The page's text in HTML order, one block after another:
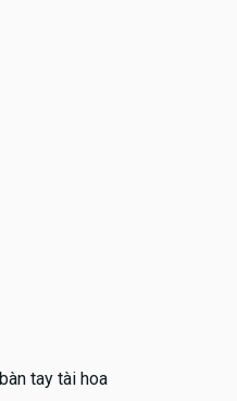
tay tài hoa